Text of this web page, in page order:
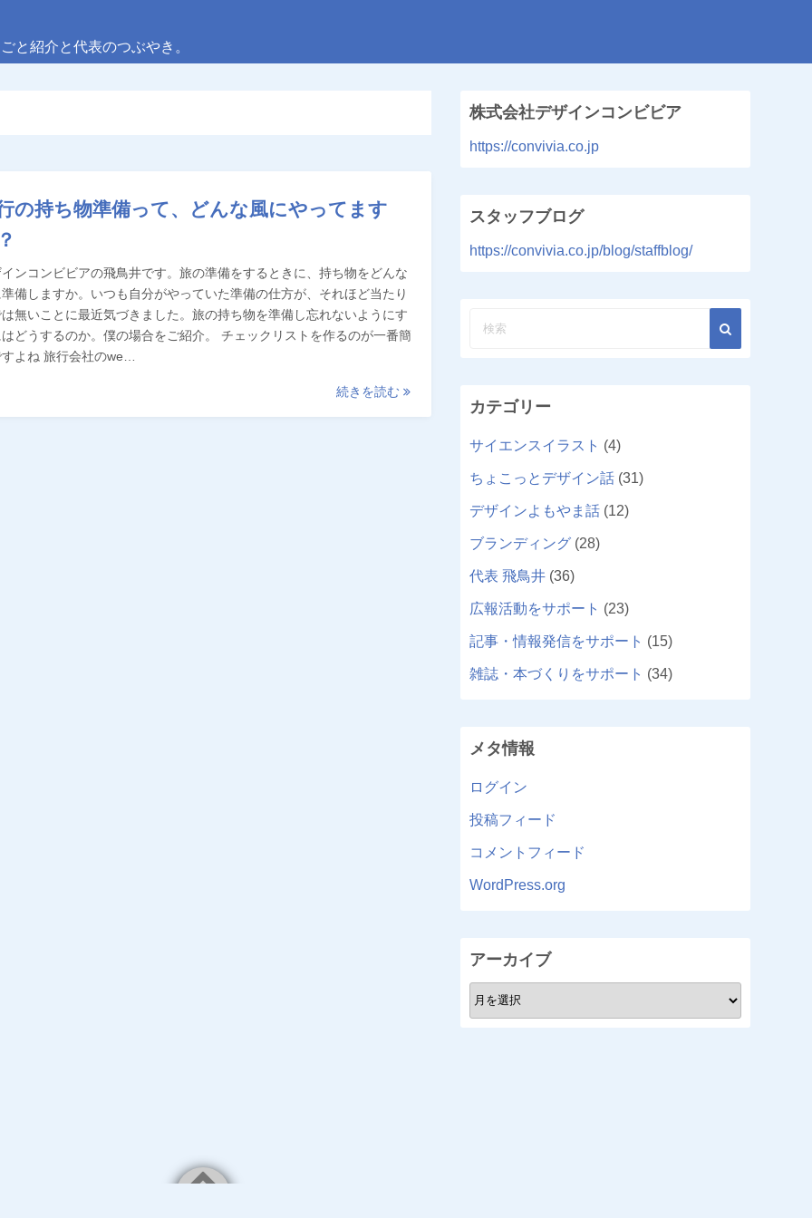
と紹介と代表のつぶやき。
の持ち物準備って、どんな風にやってます
ンコンビビアの飛鳥井です。旅の準備をするときに、持ち物をどんな
準備しますか。いつも自分がやっていた準備の仕方が、それほど当たり
無いことに最近気づきました。旅の持ち物を準備し忘れないようにす
はどうするのか。僕の場合をご紹介。 チェックリストを作るのが一番簡
よね 旅行会社のwe…
続きを読む
株式会社デザインコンビビア
https://convivia.co.jp
スタッフブログ
https://convivia.co.jp/blog/staffblog/
カテゴリー
サイエンスイラスト (4)
ちょこっとデザイン話 (31)
デザインよもやま話 (12)
ブランディング (28)
代表 飛鳥井 (36)
広報活動をサポート (23)
記事・情報発信をサポート (15)
雑誌・本づくりをサポート (34)
メタ情報
ログイン
投稿フィード
コメントフィード
WordPress.org
アーカイブ
ア
ー